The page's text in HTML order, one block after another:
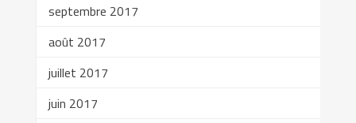
septembre 2017
août 2017
juillet 2017
juin 2017